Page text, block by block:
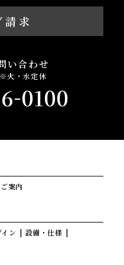
請求
い合わせ
火・水定休
-0100
案内
ン
設備・仕様